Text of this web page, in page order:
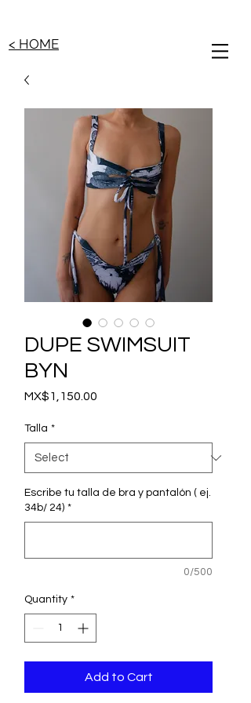
< HOME
DUPE SWIMSUIT
BYN
MX$1,150.00
Talla *
Escribe tu talla de bra y pantalón ( ej.
34b/ 24) *
0/500
Quantity *
Add to Cart